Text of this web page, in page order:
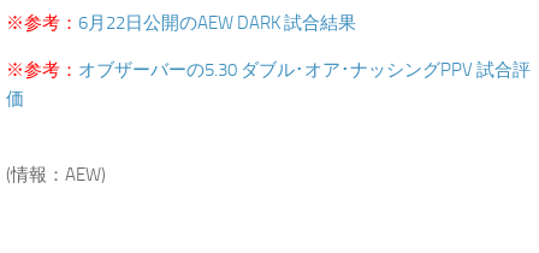
※参考： 6月22日公開のAEW DARK 試合結果
※参考： オブザーバーの5.30 ダブル･オア･ナッシングPPV 試合評
価
(情報：AEW)